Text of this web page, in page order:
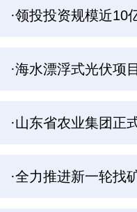
·领投投资规模近10
·海水漂浮式光伏项
·山东省农业集团正
·全力推进新一轮找